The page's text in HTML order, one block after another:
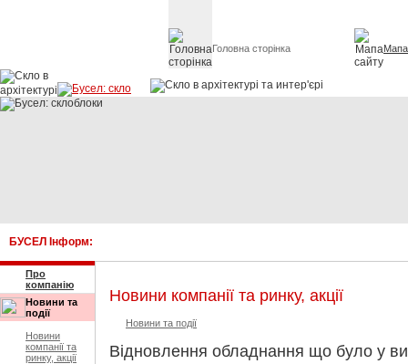
Головна сторінка
БУСЕЛ Інформ:
Про
компанію
Новини та
події
Новини
компанії та
ринку, акції
Новини компанії та ринку, акції
Новини та події
Відновлення обладнання що було у